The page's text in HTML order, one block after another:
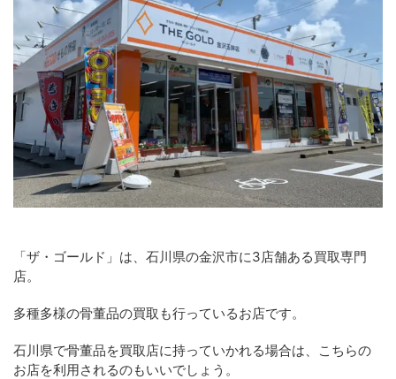
「ザ・ゴールド」は、石川県の金沢市に3店舗ある買取専門
店。
多種多様の骨董品の買取も行っているお店です。
石川県で骨董品を買取店に持っていかれる場合は、こちらの
お店を利用されるのもいいでしょう。